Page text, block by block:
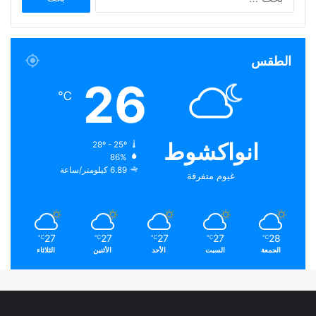
الطقس
انواكشوط
غيوم متفرقة
26
℃
28º - 25º
86%
6.89 كيلومتر/ساعة
28
℃
الجمعة
27
℃
السبت
27
℃
الأحد
27
℃
الأثنين
27
℃
الثلاثاء